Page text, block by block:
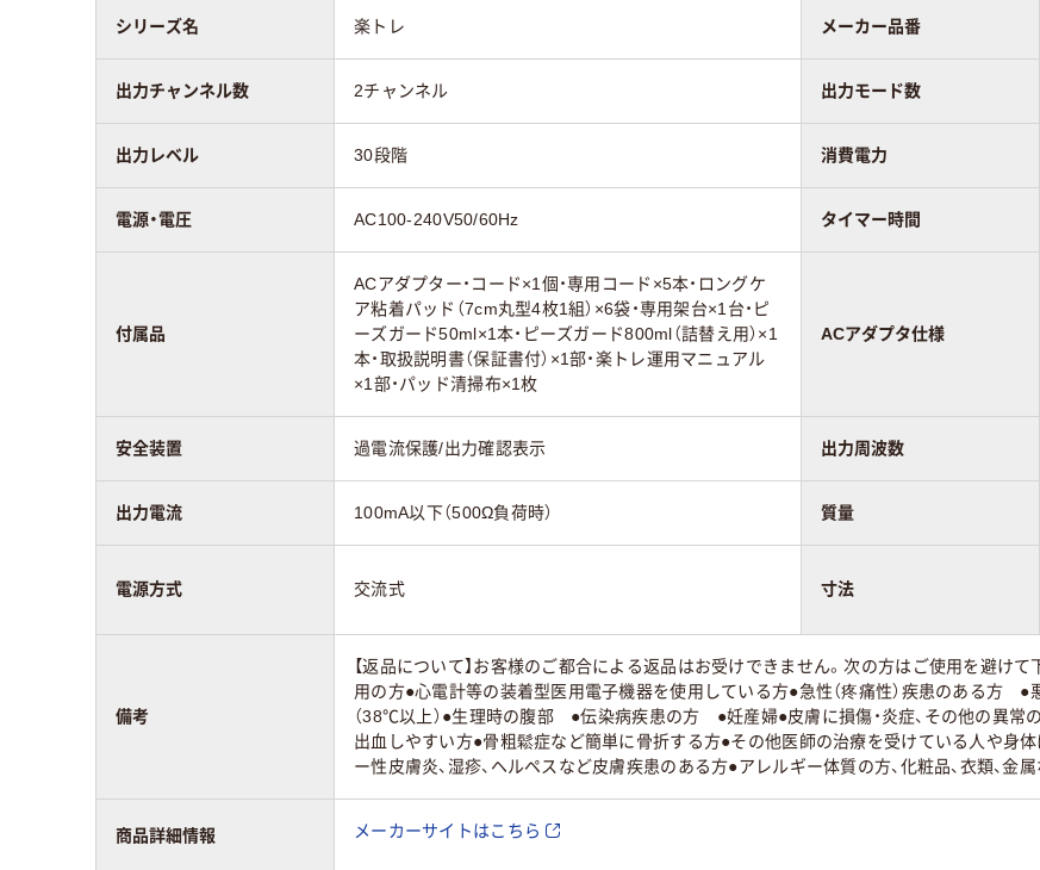
シリーズ名 楽トレ メーカー品番
出力チャンネル数 2チャンネル 出力モード数
出力レベル 30段階 消費電力
電源・電圧 AC100-240V50/60Hz タイマー時間
付属品
ACアダプター・コード×1個・専用コード×5本・ロングケ
ア粘着パッド（7cm丸型4枚1組）×6袋・専用架台×1台・ピ
ーズガード50ml×1本・ピーズガード800ml（詰替え用）×1
本・取扱説明書（保証書付）×1部・楽トレ運用マニュアル
×1部・パッド清掃布×1枚
ACアダプタ仕様
安全装置 過電流保護/出力確認表示 出力周波数
出力電流 100mA以下（500Ω負荷時） 質量
電源方式 交流式 寸法
備考
【返品について】お客様のご都合による返品はお受けできません。次の方はご使用を避け
用の方●心電計等の装着型医用電子機器を使用している方●急性（疼痛性）疾患のある方
（38℃以上）●生理時の腹部 ●伝染病疾患の方 ●妊産婦●皮膚に損傷・炎症、その他の異
出血しやすい方●骨粗鬆症など簡単に骨折する方●その他医師の治療を受けている人や身
ー性皮膚炎、湿疹、ヘルペスなど皮膚疾患のある方●アレルギー体質の方、化粧品、衣類、金
商品詳細情報 メーカーサイトはこちら